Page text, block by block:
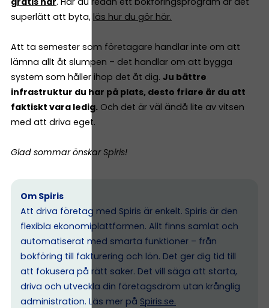
superlätt att byta, läs hur du gör här.
Att ta semester som företagare handlar inte om att
lämna allt åt slumpen – det handlar om att bygga
system som håller ihop det åt dig. Ju bättre
infrastruktur du har på plats, desto friare är du att
faktiskt vara ledig. Och det är väl ändå lite av vitsen
med att driva eget.
Glad sommar önskar Spiris!
Om Spiris
Att driva företag med Spiris är enkelt. Spiris är den
flexibla ekonomiplattformen. Allt finns samlat och
automatiserat med smarta funktioner – från
bokföring till fakturering och lön. Det ger dig tid till
att fokusera på rätt saker. Det vill säga att starta,
driva och utveckla din företagsdröm utan krånglig
administration. Läs mer på Spiris.se.